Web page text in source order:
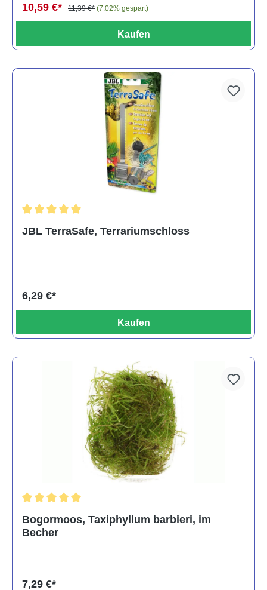
10,59 €* 11,39 €* (7.02% gespart)
Kaufen
JBL TerraSafe, Terrariumschloss
6,29 €*
Kaufen
Bogormoos, Taxiphyllum barbieri, im
Becher
7,29 €*